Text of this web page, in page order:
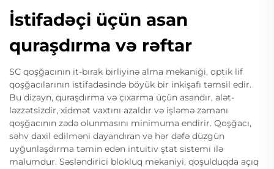
İstifadəçi üçün asan
quraşdırma və rəftar
SC qoşğacının it-bırak birliyinə alma mekaniği, optik lif
qoşğacılarının istifadəsində böyük bir inkişafı təmsil edir.
Bu dizayn, quraşdırma və çıxarma üçün asandır, alət-
ləzzətsizdir, xidmət vaxtını azaldır və işləmə zamanı
qoşğacının zədə olunmasını minimuma endirir. Qoşğacı,
səhv daxil edilməni dayandıran və hər dəfə düzgün
uyğunlaşdırma təmin edən intuitiv ştat sistemi ilə
malumdur. Səsləndirici blokluq mekaniyi, qoşulduqda açıq